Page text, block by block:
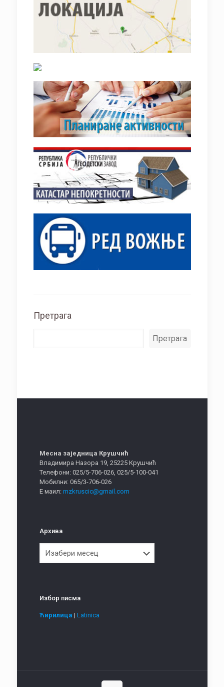
Претрага
Претрага
Месна заједница Крушчић
Владимира Назора 19, 25225 Крушчић
Телефони: 025/5-706-026, 025/5-100-041
Мобилни: 065/3-706-026
Е маил: mzkruscic@gmail.com
Архива
Избор писма
Ћирилица | Latinica